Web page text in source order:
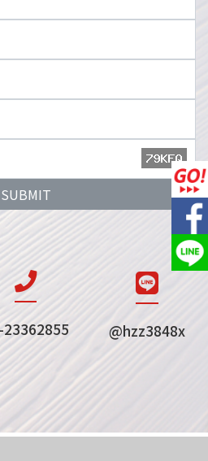
SUBMIT
@hzz3848x